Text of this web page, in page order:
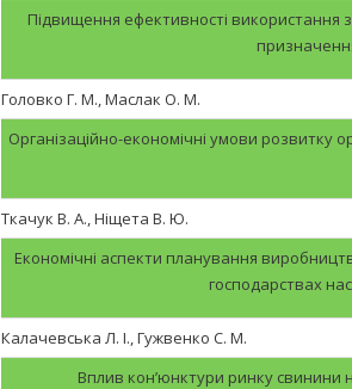
Підвищення ефективності використання
Головко Г. М., Маслак О. М.
Організаційно-економічні умови розвитку
Ткачук В. А., Ніщета В. Ю.
Економічні аспекти планування
господарствах
Калачевська Л. І., Гужвенко С. М.
Вплив кон’юнктури ринку свинини